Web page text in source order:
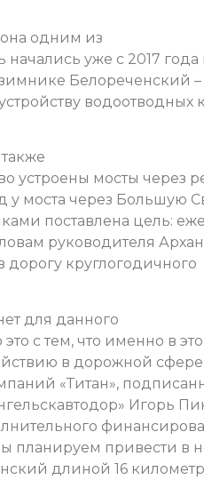
одним из
начались уже с 2017
Белореченский
устроены мосты через
моста через Большую
поставлена цель:
руководителя
круглогодичного
для данного
с тем, что именно в
в дорожной
«Титан»,
Игорь
планируем привести в
длиной 16